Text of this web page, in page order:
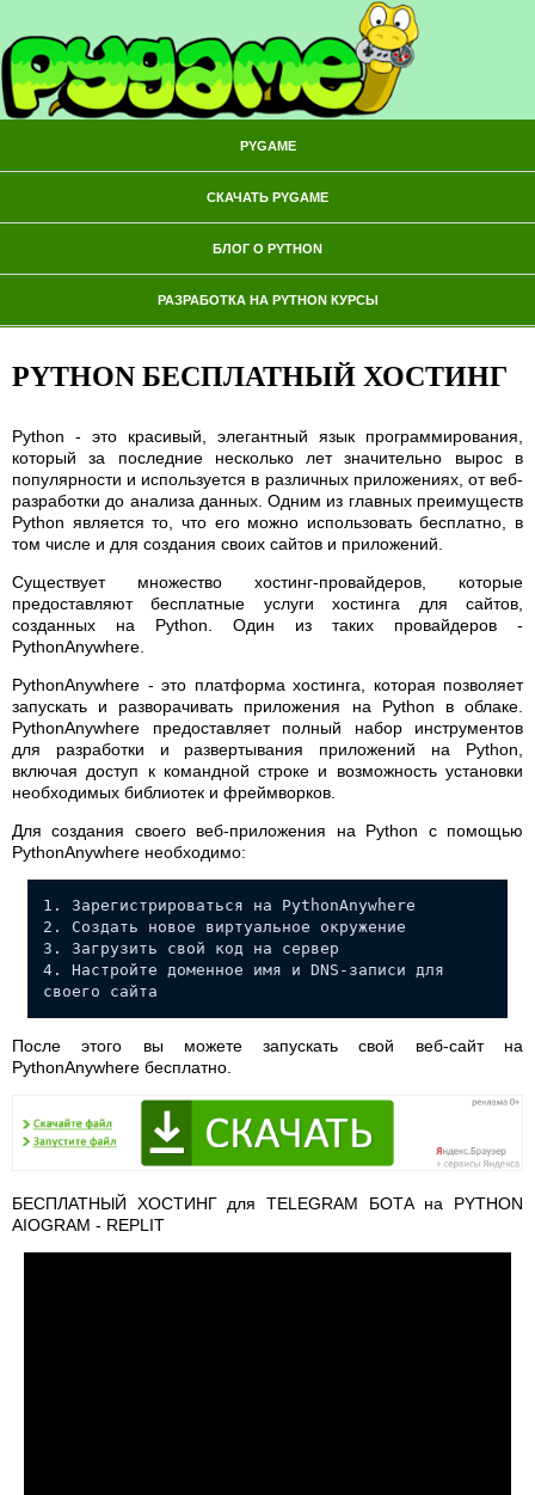
PYGAME
СКАЧАТЬ PYGAME
БЛОГ О PYTHON
РАЗРАБОТКА НА PYTHON КУРСЫ
PYTHON БЕСПЛАТНЫЙ ХОСТИНГ
Python - это красивый, элегантный язык программирования,
который за последние несколько лет значительно вырос в
популярности и используется в различных приложениях, от веб-
разработки до анализа данных. Одним из главных преимуществ
Python является то, что его можно использовать бесплатно, в
том числе и для создания своих сайтов и приложений.
Существует множество хостинг-провайдеров, которые
предоставляют бесплатные услуги хостинга для сайтов,
созданных на Python. Один из таких провайдеров -
PythonAnywhere.
PythonAnywhere - это платформа хостинга, которая позволяет
запускать и разворачивать приложения на Python в облаке.
PythonAnywhere предоставляет полный набор инструментов
для разработки и развертывания приложений на Python,
включая доступ к командной строке и возможность установки
необходимых библиотек и фреймворков.
Для создания своего веб-приложения на Python с помощью
PythonAnywhere необходимо:
1. Зарегистрироваться на PythonAnywhere
2. Создать новое виртуальное окружение
3. Загрузить свой код на сервер
4. Настройте доменное имя и DNS-записи для
своего сайта
После этого вы можете запускать свой веб-сайт на
PythonAnywhere бесплатно.
БЕСПЛАТНЫЙ ХОСТИНГ для TELEGRAM БОТА на PYTHON
AIOGRAM - REPLIT